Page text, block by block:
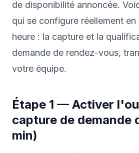
de disponibilité annoncée.
qui se configure réellement
heure : la capture et la
demande de rendez-vous,
votre équipe.
Étape 1 — Activer
capture de demande
min)